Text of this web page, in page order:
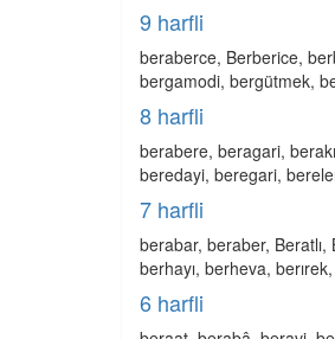
9 harfli
beraberce, Berberice,
bergamodi, bergütmek,
8 harfli
berabere, beragari,
beredayi, beregari,
7 harfli
berabar, beraber,
berhayı, berheva,
6 harfli